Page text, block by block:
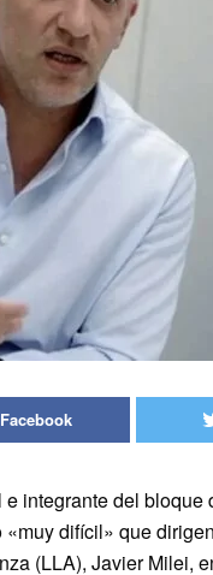
integrante del bloque
difícil» que
(LLA), Javier Milei,